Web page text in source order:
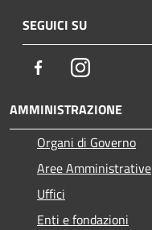
SEGUICI SU
FacebookInstagram
AMMINISTRAZIONE
Organi di Governo
Aree Amministrative
Uffici
Enti e fondazioni